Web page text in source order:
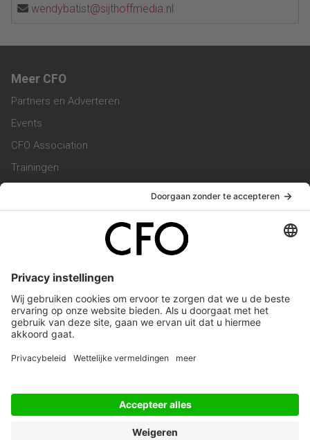
wendybatist@sijthoffmedia.nl
Meer CFO
Partners en Adverteren
Events
CFO Association
Trainingen
Vacatures
Service & Contact
Werken bij ons
Privacy Statement
Algemene Voorwaarden